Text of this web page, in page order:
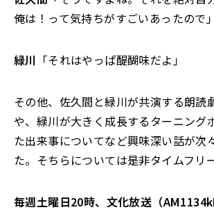
俺は！って気持ちがすごいあったので」
緑川 「それはやっぱ醍醐味だよ」
その他、佐久間と緑川が共演する朗読
や、緑川が大きく成長するターニング
た出来事についてなど興味深い話が次
た。そちらについては是非タイムフリー
毎週土曜日20時、文化放送（